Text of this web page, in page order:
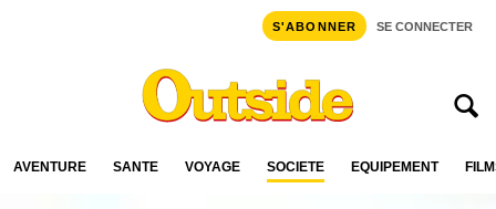
S'ABONNER SE CONNECTER
AVENTURE SANTÉ VOYAGE SOCIÉTÉ ÉQUIPEMENT